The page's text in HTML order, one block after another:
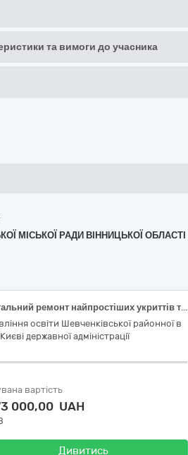
та вимоги до учасника
МІСЬКОЇ РАДИ ВІННИЦЬКОЇ ОБЛАСТІ
Капітальний ремонт найпростіших укриттів та захисних споруд цивільного захисту в дошкільному навчальному закладі (ясла-садок) № 530 Шевченківського району м. Києва пров. Артилерійський, 1-A (код ДК 021:2015 (CPV) 45453000-7 Капітальний ремонт і реставрація)
освіти Шевченківської районної в
Києві державної адміністрації
вартість
000,00 UAH
Дивитись